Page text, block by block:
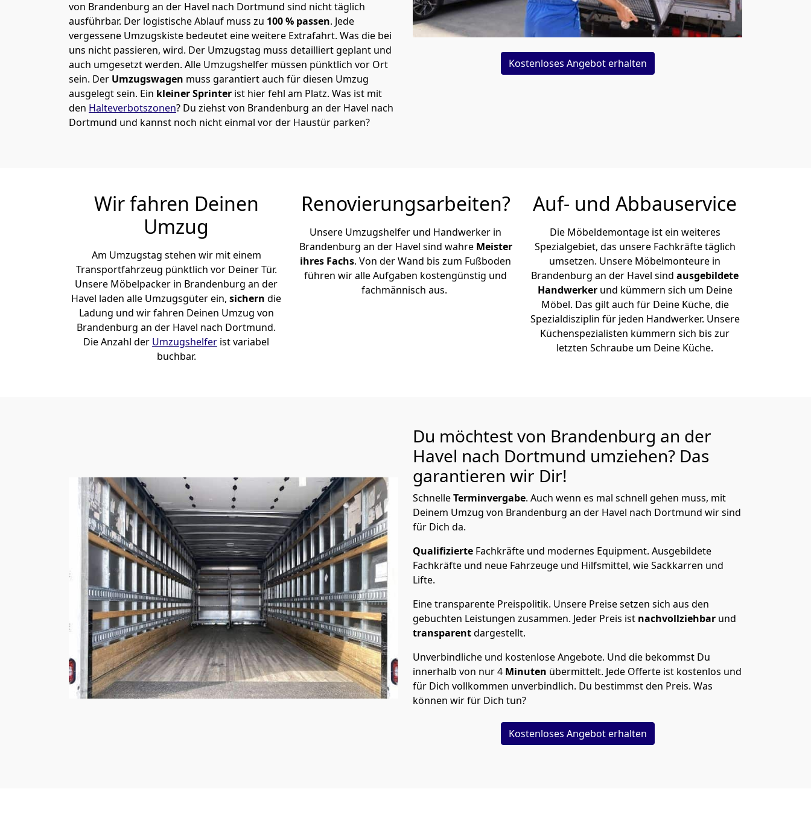
von Brandenburg an der Havel nach Dortmund sind nicht täglich
ausführbar. Der logistische Ablauf muss zu 100 % passen. Jede
vergessene Umzugskiste bedeutet eine weitere Extrafahrt. Was die bei
uns nicht passieren, wird. Der Umzugstag muss detailliert geplant und
auch umgesetzt werden. Alle Umzugshelfer müssen pünktlich vor Ort
sein. Der Umzugswagen muss garantiert auch für diesen Umzug
ausgelegt sein. Ein kleiner Sprinter ist hier fehl am Platz. Was ist mit
den Halteverbotszonen? Du ziehst von Brandenburg an der Havel nach
Dortmund und kannst noch nicht einmal vor der Haustür parken?
Kostenloses Angebot erhalten
Wir fahren Deinen
Umzug
Am Umzugstag stehen wir mit einem
Transportfahrzeug pünktlich vor Deiner Tür.
Unsere Möbelpacker in Brandenburg an der
Havel laden alle Umzugsgüter ein, sichern die
Ladung und wir fahren Deinen Umzug von
Brandenburg an der Havel nach Dortmund.
Die Anzahl der Umzugshelfer ist variabel
buchbar.
Renovierungsarbeiten?
Unsere Umzugshelfer und Handwerker in
Brandenburg an der Havel sind wahre Meister
ihres Fachs. Von der Wand bis zum Fußboden
führen wir alle Aufgaben kostengünstig und
fachmännisch aus.
Auf- und Abbauservice
Die Möbeldemontage ist ein weiteres
Spezialgebiet, das unsere Fachkräfte täglich
umsetzen. Unsere Möbelmonteure in
Brandenburg an der Havel sind ausgebildete
Handwerker und kümmern sich um Deine
Möbel. Das gilt auch für Deine Küche, die
Spezialdisziplin für jeden Handwerker. Unsere
Küchenspezialisten kümmern sich bis zur
letzten Schraube um Deine Küche.
Du möchtest von Brandenburg an der
Havel nach Dortmund umziehen? Das
garantieren wir Dir!
SchnelleTerminvergabe. Auch wenn es mal schnell gehen muss, mit
Deinem Umzug von Brandenburg an der Havel nach Dortmund wir sind
für Dich da.
Qualifizierte Fachkräfte und modernes Equipment. Ausgebildete
Fachkräfte und neue Fahrzeuge und Hilfsmittel, wie Sackkarren und
Lifte.
Eine transparente Preispolitik. Unsere Preise setzen sich aus den
gebuchten Leistungen zusammen. Jeder Preis ist nachvollziehbar und
transparentdargestellt.
Unverbindliche und kostenlose Angebote. Und die bekommst Du
innerhalb von nur4 Minuten übermittelt. Jede Offerte ist kostenlos und
für Dich vollkommen unverbindlich. Du bestimmst den Preis. Was
können wir für Dich tun?
Kostenloses Angebot erhalten